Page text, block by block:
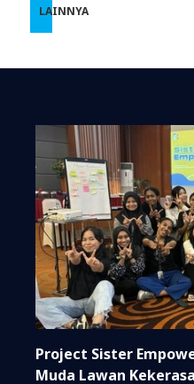
LAINNYA
Project Sister
Muda Lawan